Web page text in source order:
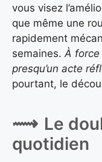
vous visez
que même une
rapidement
semaines.À
presqu’un acte
pourtant, le
Le
quotidien